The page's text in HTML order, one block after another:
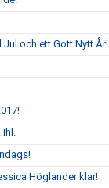
och ett Gott Nytt År!
Ihl.
Höglander klar!